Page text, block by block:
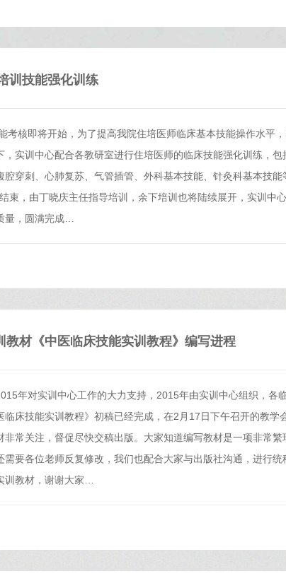
训技能强化训练
考核即将开始，为了提高我院住培医师临床基本技能操作水平
，实训中心配合各教研室进行住培医师的临床技能强化训练，包
腔穿刺、心肺复苏、气管插管、外科基本技能、针灸科基本技能
束，由丁晓庆主任指导培训，余下培训也将陆续展开，实训中
量，圆满完成…
教材《中医临床技能实训教程》编写进程
年对实训中心工作的大力支持，2015年由实训中心组织，各
床技能实训教程》初稿已经完成，在2月17日下午召开的教学
非常关注，督促尽快交稿出版。大家知道编写教材是一项非常繁
需要各位老师反复修改，我们也配合大家与出版社沟通，进行统
训教材，谢谢大家…